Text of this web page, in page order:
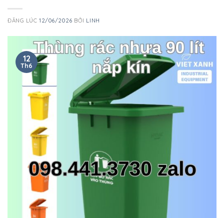
ĐĂNG LÚC12/06/2026 BỞI LINH
12
Th6